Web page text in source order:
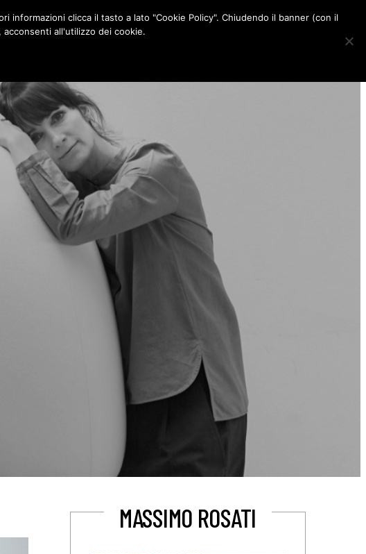
CONTATTI
o
g
r
d
MASSIMO ROSATI
clicca il tasto a lato "Cookie Policy". Chiudendo il banner (con il
all'utilizzo dei cookie.